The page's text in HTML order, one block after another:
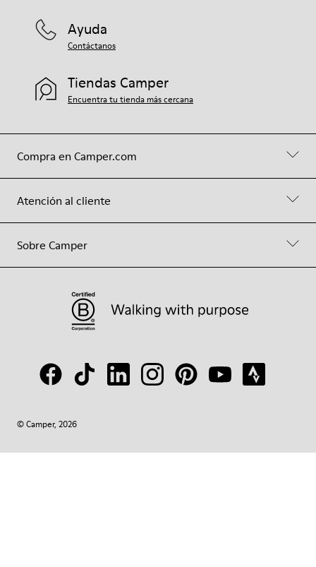
Compra en Camper.com
Atención al cliente
Sobre Camper
Ayuda
Contáctanos
Tiendas Camper
Encuentra tu tienda más cercana
© Camper, 2026